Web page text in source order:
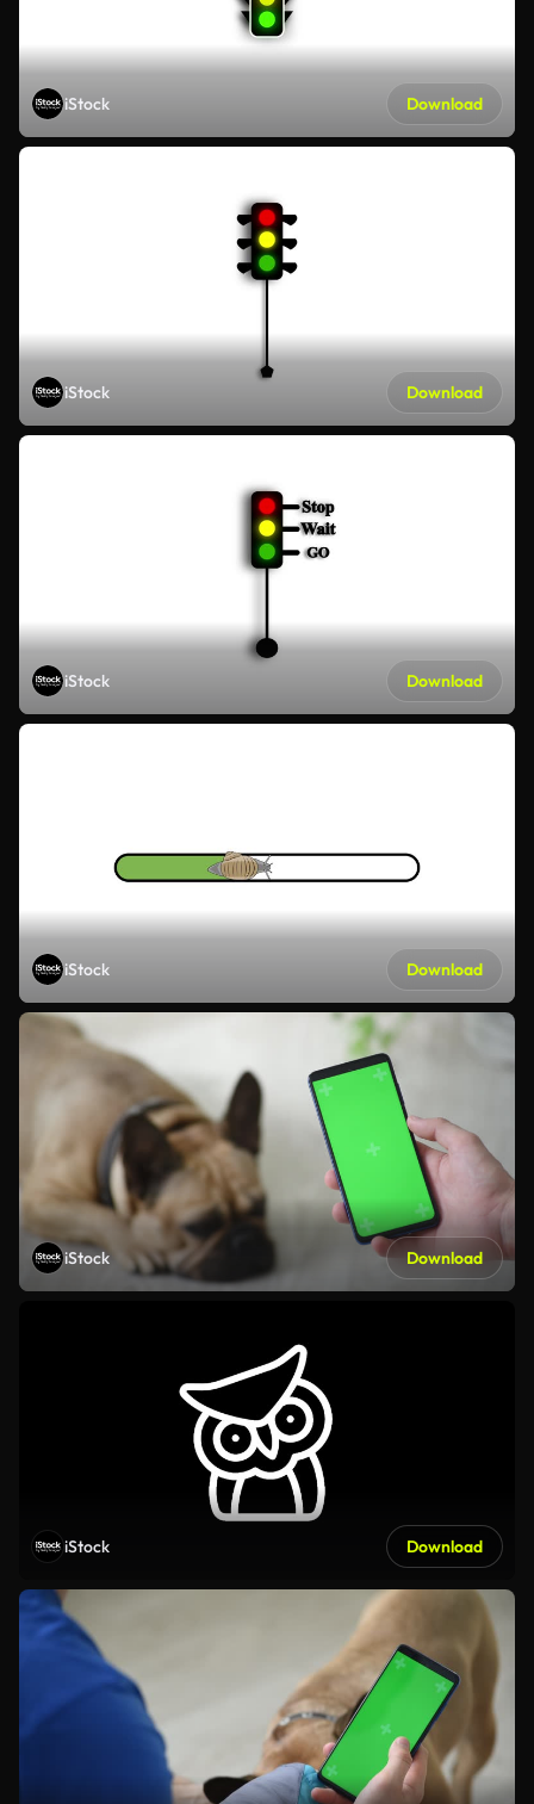
iStock Download
iStock Download
iStock Download
iStock Download
iStock Download
iStock Download